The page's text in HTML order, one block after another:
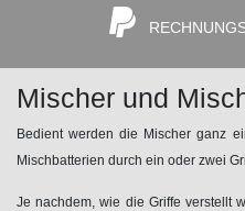
Mischer und
Bedient werden die Mischer ganz
Mischbatterien durch ein oder zwei
Je nachdem, wie die Griffe verstellt